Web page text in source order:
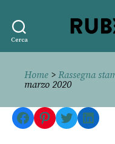
Cerca
Home > Rassegna
marzo 2020
Facebook
Pinterest
Twitter